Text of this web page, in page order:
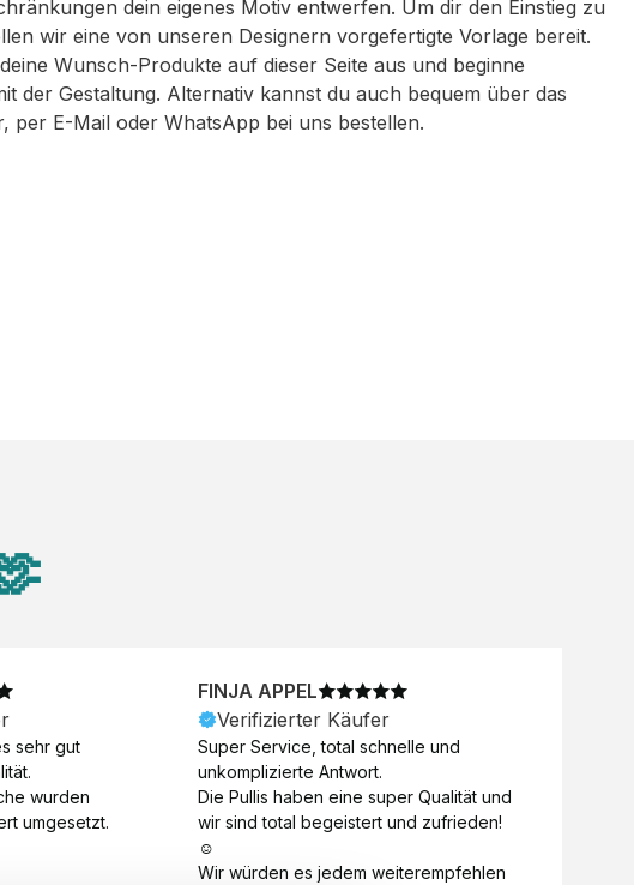
dein eigenes Motiv entwerfen. Um dir den Einstieg zu
wir eine von unseren Designern vorgefertigte Vorlage bereit.
Wunsch-Produkte auf dieser Seite aus und beginne
der Gestaltung. Alternativ kannst du auch bequem über das
per E-Mail oder WhatsApp bei uns bestellen.
sehr gut
wurden
umgesetzt.
FINJA APPEL
Verifizierter Käufer
Super Service, total schnelle und
unkomplizierte Antwort.
Die Pullis haben eine super Qualität und
wir sind total begeistert und zufrieden!
☺️
Wir würden es jedem weiterempfehlen